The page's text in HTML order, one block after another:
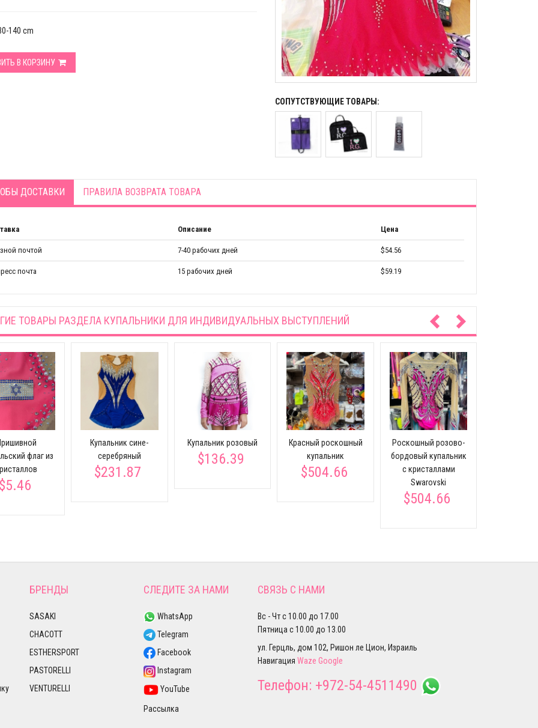
СОПУТСТВУЮЩИЕ ТОВАРЫ:
140 cm
В КОРЗИНУ
ДОСТАВКИ ПРАВИЛА ВОЗВРАТА ТОВАРА
Описание Цена
почтой 7-40 рабочих дней $54.56
почта 15 рабочих дней $59.19
ТОВАРЫ РАЗДЕЛА КУПАЛЬНИКИ ДЛЯ ИНДИВИДУАЛЬНЫХ ВЫСТУПЛЕНИЙ
флаг из
$5.46
Купальник сине-
серебряный
$231.87
Купальник розовый
$136.39
Красный роскошный
купальник
$504.66
Роскошный розово-
бордовый купальник
с кристаллами
Swarovski
$504.66
БРЕНДЫ
SASAKI
CHACOTT
ESTHERSPORT
PASTORELLI
VENTURELLI
СЛЕДИТЕ ЗА НАМИ
WhatsApp
Telegram
Facebook
Instagram
YouTube
Рассылка
СВЯЗЬ С НАМИ
Вс - Чт с 10.00 до 17.00
Пятница с 10.00 до 13.00
ул. Герцль, дом 102, Ришон ле Цион, Израиль
Навигация Waze Google
Телефон: +972-54-4511490